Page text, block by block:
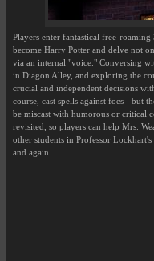
Players enter fantastical free-
become Harry Potter and delve not
via an internal "voice." Conversing
in Diagon Alley, and exploring the
crucial and independent decisions
course, cast spells against foes - but
be miscast with humorous or critical
revisited, so players can help Mrs.
other students in Professor
and again.